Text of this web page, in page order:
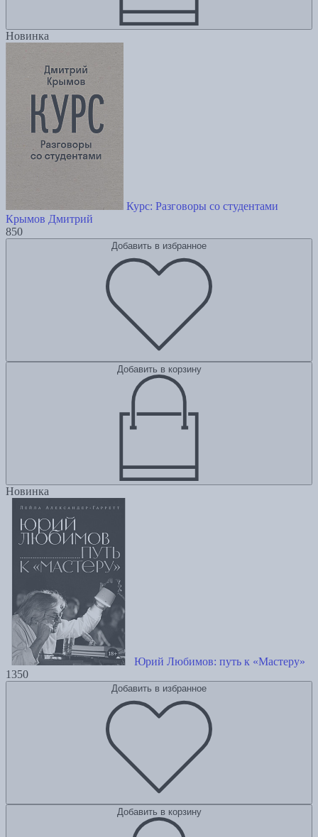
Новинка
Курс: Разговоры со студентами
Крымов Дмитрий
850
Добавить в избранное
Добавить в корзину
Новинка
Юрий Любимов: путь к «Мастеру»
1350
Добавить в избранное
Добавить в корзину